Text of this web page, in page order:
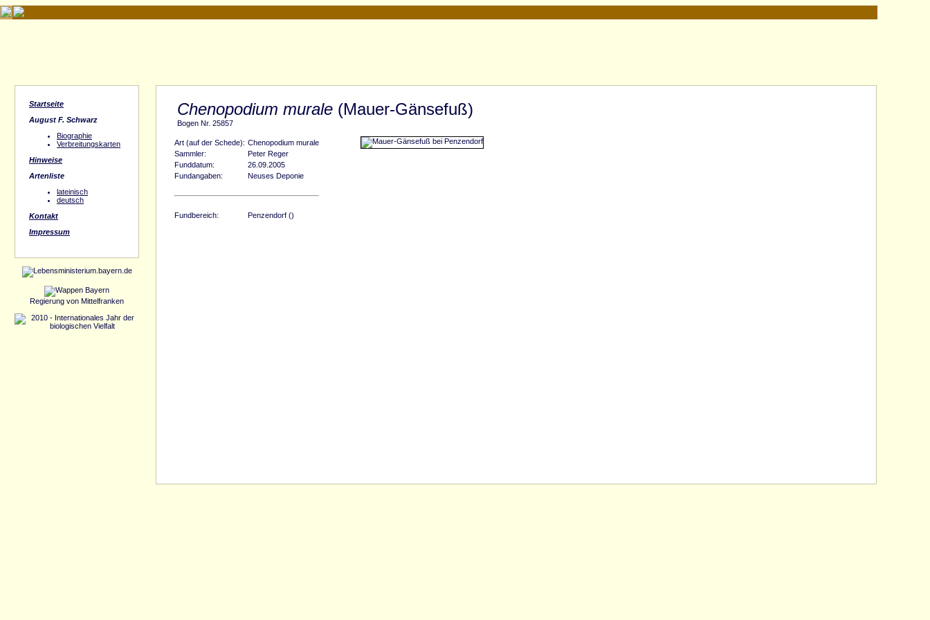
Startseite
August F. Schwarz
Biographie
Verbreitungskarten
Hinweise
Artenliste
lateinisch
deutsch
Kontakt
Impressum
Regierung von Mittelfranken
Chenopodium murale (Mauer-Gänsefuß)
Bogen Nr. 25857
Art (auf der Schede): Chenopodium murale
Sammler:
Peter Reger
Funddatum:
26.09.2005
Fundangaben:
Neuses Deponie
Fundbereich: Penzendorf ()